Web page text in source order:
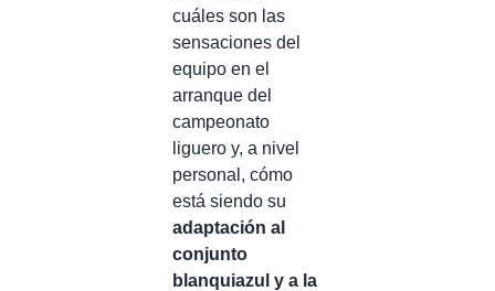
cuáles son las
sensaciones del
equipo en el
arranque del
campeonato
liguero y, a nivel
personal, cómo
está siendo su
adaptación al
conjunto
blanquiazul y a la